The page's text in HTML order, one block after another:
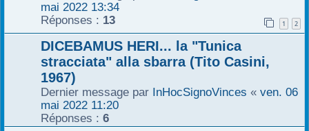
e
mai 2022 13:34
Réponses : 13 1 2
DICEBAMUS HERI... la "Tunica
stracciata" alla sbarra (Tito Casini,
1967)
Dernier message par InHocSignoVinces « ven. 06
mai 2022 11:20
Réponses : 6